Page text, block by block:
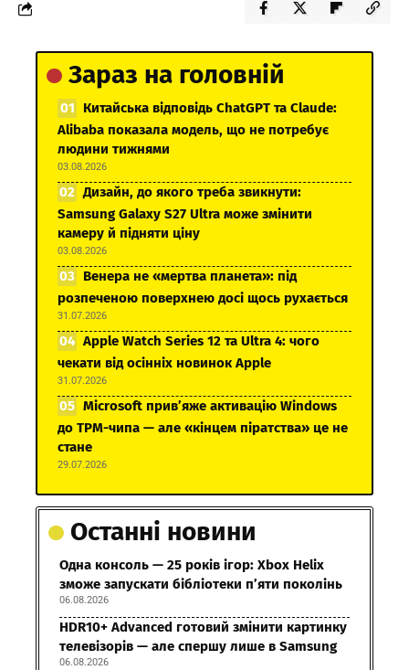
Зараз на головній
Китайська відповідь ChatGPT та Claude:
Alibaba показала модель, що не потребує
людини тижнями
03.08.2026
Дизайн, до якого треба звикнути:
Samsung Galaxy S27 Ultra може змінити
камеру й підняти ціну
03.08.2026
Венера не «мертва планета»: під
розпеченою поверхнею досі щось рухається
31.07.2026
Apple Watch Series 12 та Ultra 4: чого
чекати від осінніх новинок Apple
31.07.2026
Microsoft прив’яже активацію Windows
до TPM-чипа — але «кінцем піратства» це не
стане
29.07.2026
Останні новини
Одна консоль — 25 років ігор: Xbox Helix
зможе запускати бібліотеки п’яти поколінь
06.08.2026
HDR10+ Advanced готовий змінити картинку
телевізорів — але спершу лише в Samsung
06.08.2026